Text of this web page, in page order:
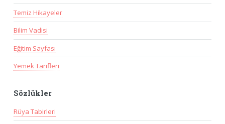
Temiz Hikayeler
Bilim Vadisi
Eğitim Sayfası
Yemek Tarifleri
Sözlükler
Rüya Tabirleri